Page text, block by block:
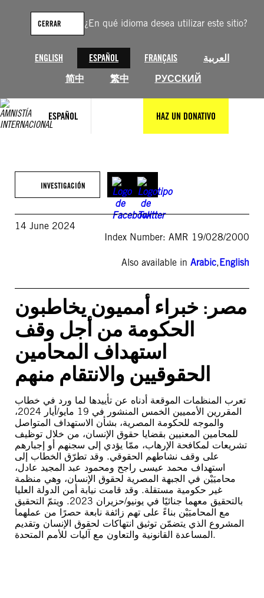
¿En qué idioma desea utilizar este sitio?
ENGLISH ESPAÑOL FRANÇAIS
العربية
简中
繁中 РУССКИЙ
CERRAR
ESPAÑOL HAZ UN DONATIVO
contenido
INVESTIGACIÓN
14 June 2024
Index Number: AMR 19/028/2000
Also available in Arabic,English
مصر: خبراء أمميون يخاطبون
الحكومة من أجل وقف
استهداف المحامين
الحقوقيين والانتقام منهم
تعرب المنظمات الموقعة أدناه عن تأييدها لما ورد في خطاب
المقررين الأمميين الخمس المنشور في 19 مايو/أيار 2024،
والموجه للحكومة المصرية، بشأن الاستهداف المتواصل
للمحامين المعنيين بقضايا حقوق الإنسان، من خلال توظيف
تشريعات لمكافحة الإرهاب، ممّا يؤدي إلى سجنهم أو إجبارهم
على وقف نشاطهم الحقوقي. وقد تطرّق الخطاب إلى
استهداف محمد عيسى راجح ومحمود عبد المجيد عادل،
محاميَيْن في الجبهة المصرية لحقوق الإنسان، وهي منظمة
غير حكومية مستقلة. وقد قامت نيابة أمن الدولة العليا
بالتحقيق معهما جنائيًا في يونيو/حزيران 2023. ويتمّ التحقيق
مع المحاميَيْن بناءً على تهم زائفة نابعة حصرًا من عملهما
المشروع الذي يتضمّن توثيق انتهاكات لحقوق الإنسان وتقديم
المساعدة القانونية والتعاون مع آليات للأمم المتحدة.